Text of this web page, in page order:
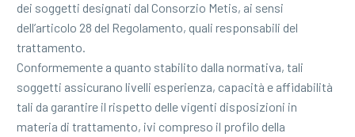
dei soggetti designati dal Consorzio Metis, ai sensi
dell’articolo 28 del Regolamento, quali responsabili del
trattamento.
Conformemente a quanto stabilito dalla normativa, tali
soggetti assicurano livelli esperienza, capacità e affidabilità
tali da garantire il rispetto delle vigenti disposizioni in
materia di trattamento, ivi compreso il profilo della